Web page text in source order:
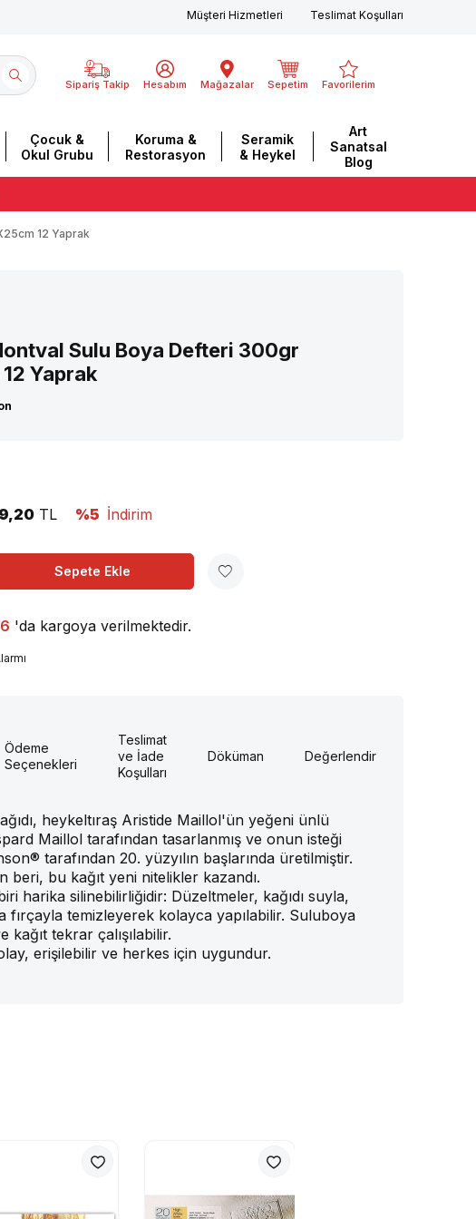
Müşteri Hizmetleri Teslimat Koşulları
Sipariş Takip Hesabım Mağazalar Sepetim Favorilerim
Çocuk &
Okul Grubu
Koruma &
Restorasyon
Seramik
& Heykel
Art
Sanatsal
Blog
12 Yaprak
Sulu Boya Defteri 300gr
Yaprak
TL %5 İndirim
Sepete Ekle
'da kargoya verilmektedir.
Ödeme
Seçenekleri
Teslimat
ve İade
Koşulları
Döküman Değerlendirme
heykeltıraş Aristide Maillol'ün yeğeni ünlü
Maillol tarafından tasarlanmış ve onun isteği
tarafından 20. yüzyılın başlarında üretilmiştir.
beri, bu kağıt yeni nitelikler kazandı.
harika silinebilirliğidir: Düzeltmeler, kağıdı suyla,
fırçayla temizleyerek kolayca yapılabilir. Suluboya
kağıt tekrar çalışılabilir.
erişilebilir ve herkes için uygundur.